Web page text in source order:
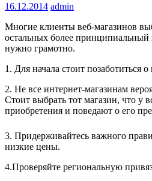
16.12.2014 admin
Многие клиенты веб-магазинов
остальных более принципиальный
нужно грамотно.
1. Для начала стоит позаботиться
2. Не все интернет-магазинам
Стоит выбрать тот магазин, что у
приобретения и поведают о его
3. Придерживайтесь важного
низкие цены.
4.Проверяйте региональную